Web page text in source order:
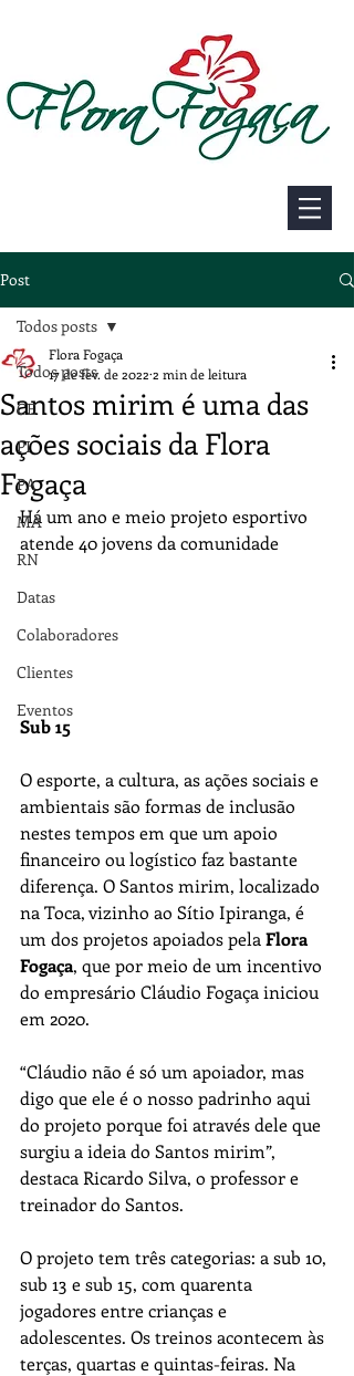
Post
Todos posts
CE
PI
PA
MA
RN
Datas
Colaboradores
Clientes
Eventos
Todos posts
Santos mirim é uma das
ações sociais da Flora
Fogaça
Flora Fogaça
17 de fev. de 2022 2 min de leitura
Há um ano e meio projeto esportivo
atende 40 jovens da comunidade
Sub 15
O esporte, a cultura, as ações sociais e
ambientais são formas de inclusão
nestes tempos em que um apoio
financeiro ou logístico faz bastante
diferença. O Santos mirim, localizado
na Toca, vizinho ao Sítio Ipiranga, é
um dos projetos apoiados pela Flora
Fogaça, que por meio de um incentivo
do empresário Cláudio Fogaça iniciou
em 2020.
“Cláudio não é só um apoiador, mas
digo que ele é o nosso padrinho aqui
do projeto porque foi através dele que
surgiu a ideia do Santos mirim”,
destaca Ricardo Silva, o professor e
treinador do Santos.
O projeto tem três categorias: a sub 10,
sub 13 e sub 15, com quarenta
jogadores entre crianças e
adolescentes. Os treinos acontecem às
terças, quartas e quintas-feiras. Na